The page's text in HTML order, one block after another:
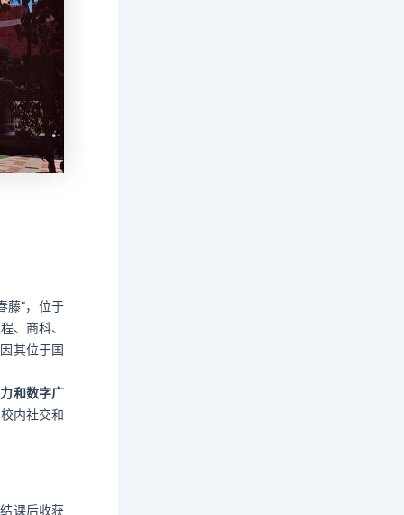
藤”，位于
、商科、
其位于国
和数字广
内社交和
课后收获